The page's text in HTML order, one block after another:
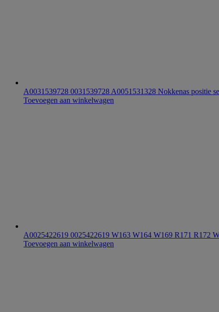
A0031539728 0031539728 A0051531328 Nokkenas positie
Toevoegen aan winkelwagen
A0025422619 0025422619 W163 W164 W169 R171 R172
Toevoegen aan winkelwagen